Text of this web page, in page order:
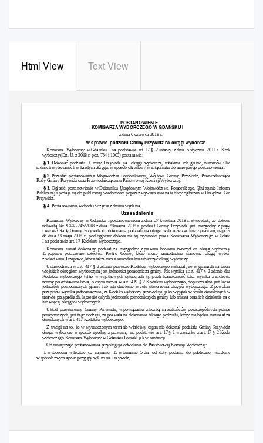
Html View Text View
POSTANOWIENIE
KOMISARZA WYBORCZEGO WGDAŃSKUI
z dnia 6 czerwca 2018 r.
w sprawie podziałuGminy Przywidz na okręgiwyborcze
Komisarz Wyborczy w Gdańsku I na podstawie art. 17 § 2 ustawy z dnia 5 stycznia 2011 r.
Kodeks
wyborczy (Dz. U. z 2018 r. poz. 754 i 1000) postanawia:
§ 1.Dokonać podziału Gminy Przywidz na okręgi wyborcze, ustalenia ich granic, numerów i liczby
radnych wybieranych w każdym okręgu,w sposób określony wzałącznikudo niniejszego postanowienia.
§ 2.Przesłaćpostanowienie Wojewodzie Pomorskiemu, Wójtowi Gminy Przywidz, Przewodniczącemu
Rady Gminy Przywidz orazPrzewodniczącemu PaństwowejKomisji Wyborczej.
§ 3.Ogłosić postanowienie w Dzienniku UrzędowymWojewództwa Pomorskiego, Biuletynie Informacji
Publicznej i podajesiędo publicznej wiadomościpoprzez wywieszenie na tablicy ogłoszeń wUrzędzie Gminy
Przywidz.
§ 4.Postanowienie wchodzi wżyciez dniem wydania.
Uzasadnienie
Komisarz Wyborczy w Gdańsku I postanowieniem z dnia 27 kwietnia 2018 r. stwierdził, że dokonany
uchwałąNr XXXI/245/2018 z dnia 28 marca 2018 r.podział Gminy Przywidz jest niezgodny z prawem
i wezwał RadęGminy Przywidz do dokonania podziałuna okręgi wyborcze zgodnie z prawem,najpóźniej
do dnia 23 maja 2018 r., pod rygorem dokonania tej czynności przez Komisarza Wyborczego w Gdańsku
I na podstawie art. 17 Kodeksu wyborczego.
Komisarz uznałdokonanypodziałza niezgodny z prawem bowiem tworzył onokręgwyborczy nr
15 poprzez
połączenie sołectwa Piekło Górne, które może samodzielne stanowić okręg wyborczy
z sołectwemTrzepowo, któretakże możesamodzielnieutworzyć okręgwyborczy.
Ustawodawca w art. 417 § 2 zdanie pierwsze Kodeksu wyborczegowskazał, że w gminach na terenach
wiejskichokręgiemwyborczym jest jednostka pomocnicza gminy. Jak wynika z art. 417 § 2 zdanie drugie
Kodeksu wyborczego tylko w wyjątkowychsytuacjach tj.jeżeli konieczność taka wynika z zachowania
normy przedstawicielstwa, o czym mowa w art. 419 § 2 Kodeksu wyborczego, dopuszczalne jest łączenie
jednostek pomocniczych gminy lub ich dzielenie w celu utworzeniaokręgu wyborczego. Z powołanych
przepisów wynika jednoznacznie, żeKodeks wyborczy przewiduje, jakowyjątekw ściśle określonych w tej
ustawie przypadkach,łączenie całychjednostek pomocniczych gminy lub miasta oraz ich dzielenie na dwa
lubwięcej okręgówwyborczych.
Układ przestrzenny Gminy Przywidz, w powiązaniu zliczbą mieszkańcówposzczególnych jednostek
pomocniczych, jest tego rodzaju, że pozwala na dokonanie takiego podziału, który niebędzie naruszał zasad
określonych w art. 417 Kodeksu wyborczego.
Z uwagi na to, żew wyznaczonym terminiewłaściwy organ nie dokonał podziału Gminy Przywidz na
okręgiwyborcze w sposób zgodny z prawem, na podstawie art. 17 § 1 wzwiązku z art. 17 § 2 Kodeksu
wyborczego Komisarz Wyborczy wGdańsku Iorzekłjak w sentencji.
Od niniejszego postanowienia przysługuje odwołaniedo PaństwowejKomisji Wyborczej:
1. wyborcom w liczbie co najmniej 15 w terminie 5 dni od daty podania do publicznej wiadomości
w sposób zwyczajowoprzyjęty w Gminie Przywidz,
Id: A10F861F-F4EE-40B5-A6F1-6C223C5A1140. Podpisany Strona 1